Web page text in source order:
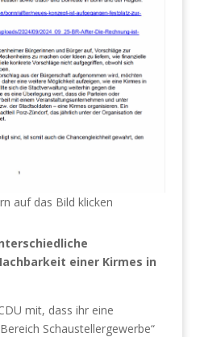
auf das Bild klicken
einer Kirmes in
mit, dass ihr eine
Schaustellergewerbe“